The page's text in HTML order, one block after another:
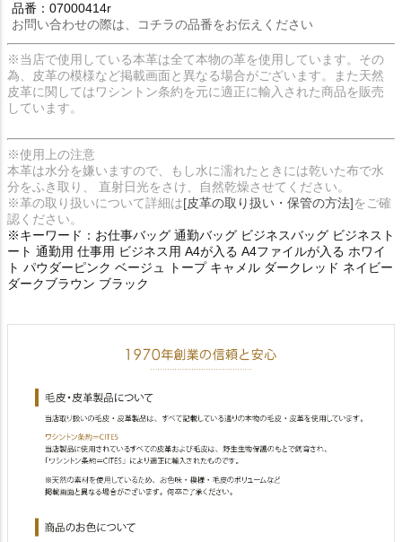
品番：07000414r
お問い合わせの際は、コチラの品番をお伝えください
※当店で使用している本革は全て本物の革を使用しています。その
為、皮革の模様など掲載画面と異なる場合がございます。また天然
皮革に関してはワシントン条約を元に適正に輸入された商品を販売
しています。
※使用上の注意
本革は水分を嫌いますので、もし水に濡れたときには乾いた布で水
分をふき取り、 直射日光をさけ、自然乾燥させてください。
※革の取り扱いについて詳細は[皮革の取り扱い・保管の方法]をご確
認ください。
※キーワード：お仕事バッグ 通勤バッグ ビジネスバッグ ビジネスト
ート 通勤用 仕事用 ビジネス用 A4が入る A4ファイルが入る ホワイ
ト パウダーピンク ベージュ トープ キャメル ダークレッド ネイビー
ダークブラウン ブラック